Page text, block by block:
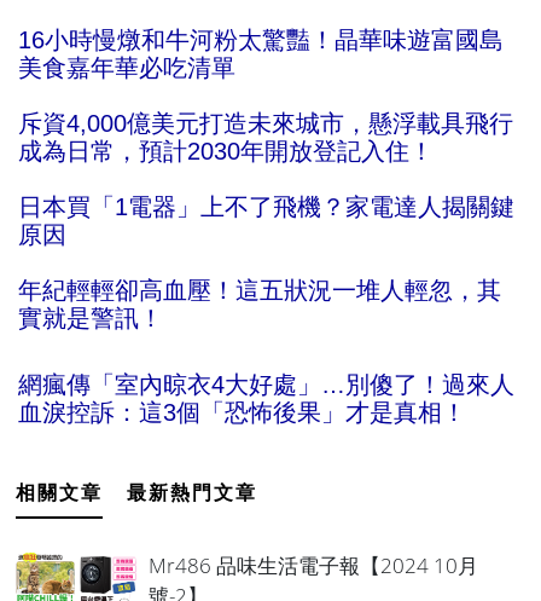
16小時慢燉和牛河粉太驚豔！晶華味遊富國島
美食嘉年華必吃清單
斥資4,000億美元打造未來城市，懸浮載具飛行
成為日常，預計2030年開放登記入住！
日本買「1電器」上不了飛機？家電達人揭關鍵
原因
年紀輕輕卻高血壓！這五狀況一堆人輕忽，其
實就是警訊！
網瘋傳「室內晾衣4大好處」…別傻了！過來人
血淚控訴：這3個「恐怖後果」才是真相！
相關文章 最新熱門文章
Mr486 品味生活電子報【2024 10月
號-2】